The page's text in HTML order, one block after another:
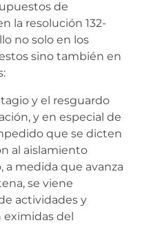
de
la resolución 132-
no solo en los
sino también en
y el resguardo
y en especial de
que se dicten
al aislamiento
a medida que avanza
se viene
actividades y
eximidas del